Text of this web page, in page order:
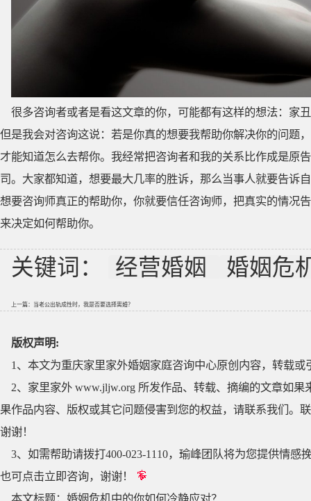
很多咨询者或者是看这文章的你，可能都有这样的想法：家
但是我会对咨询这说：若是你真的想要我帮助你解决你的问题
才能知道怎么去帮你。我经常把咨询者和我的关系比作成是原
司。大家都知道，想要最大几率的胜诉，那么当事人就要告诉
想要咨询师真正的帮助你，你就要信任咨询师，把真实的情况
来决定如何帮助你。
关键词： 经营婚姻 婚姻危
上一篇： 当老公出轨成性时，我是否要选择离婚？
版权声明:
1、本文为重庆家里家外婚姻家庭咨询中心原创内容，转载
2、家里家外 www.jljw.org 所发作品、转载、摘编的文章如
果作品内容、版权或其它问题侵害到您的权益，请联系我们。
谢谢！
3、如需帮助请拨打400-023-1110，瑜峰团队将为您提供情
也可点击立即咨询，谢谢！